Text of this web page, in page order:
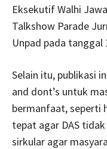
Eksekutif Walhi
Talkshow Parade
Unpad pada tanggal
Selain itu, publikasi
and dont’s untuk
bermanfaat, seperti
tepat agar DAS
sirkular agar